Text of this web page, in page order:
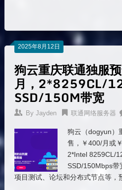
2025年8月12日
狗云重庆联通独服
月，2*8259CL/
SSD/150M带宽
By Jayden 联通网络服务器
狗云（dogyun）
售，￥400/月或
2*Intel 8259CL/
SSD/150Mbps
项目测试、论坛和分布式节点等，